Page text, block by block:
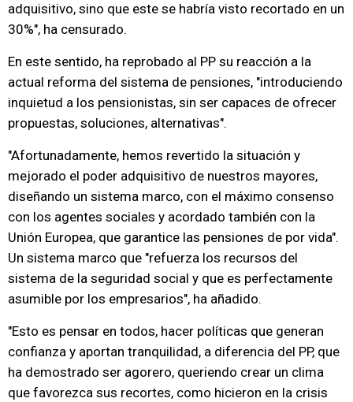
adquisitivo, sino que este se habría visto recortado en un
30%", ha censurado.
En este sentido, ha reprobado al PP su reacción a la
actual reforma del sistema de pensiones, "introduciendo
inquietud a los pensionistas, sin ser capaces de ofrecer
propuestas, soluciones, alternativas".
"Afortunadamente, hemos revertido la situación y
mejorado el poder adquisitivo de nuestros mayores,
diseñando un sistema marco, con el máximo consenso
con los agentes sociales y acordado también con la
Unión Europea, que garantice las pensiones de por vida".
Un sistema marco que "refuerza los recursos del
sistema de la seguridad social y que es perfectamente
asumible por los empresarios", ha añadido.
"Esto es pensar en todos, hacer políticas que generan
confianza y aportan tranquilidad, a diferencia del PP, que
ha demostrado ser agorero, queriendo crear un clima
que favorezca sus recortes, como hicieron en la crisis